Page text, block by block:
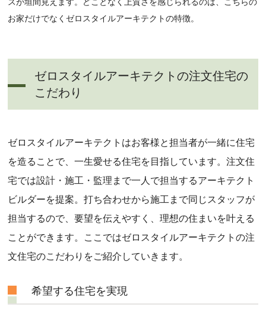
お家だけでなくゼロスタイルアーキテクトの特徴。
ゼロスタイルアーキテクトの注文住宅の
こだわり
ゼロスタイルアーキテクトはお客様と担当者が一緒に住宅
を造ることで、一生愛せる住宅を目指しています。注文住
宅では設計・施工・監理まで一人で担当するアーキテクト
ビルダーを提案。打ち合わせから施工まで同じスタッフが
担当するので、要望を伝えやすく、理想の住まいを叶える
ことができます。ここではゼロスタイルアーキテクトの注
文住宅のこだわりをご紹介していきます。
希望する住宅を実現